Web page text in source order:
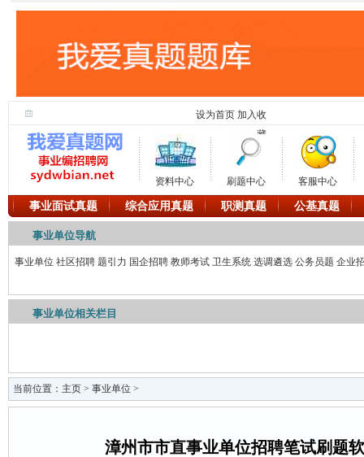
设为首页 加入收
藏
资料中心 刷题中心 客服中心
事业面试真题 综合应用真题 职测真题 公基真题
事业单位导航
事业单位 社区招聘 题引力 国企招聘 教师考试 卫生系统 选调遴选 公务员题 企业
事业单位相关栏目
当前位置： 主页 > 事业单位 >
漳州市市直事业单位招聘笔试刷题